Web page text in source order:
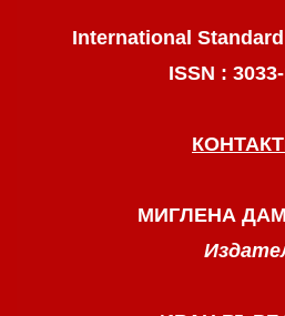
International
ISSN :
МИГЛЕНА